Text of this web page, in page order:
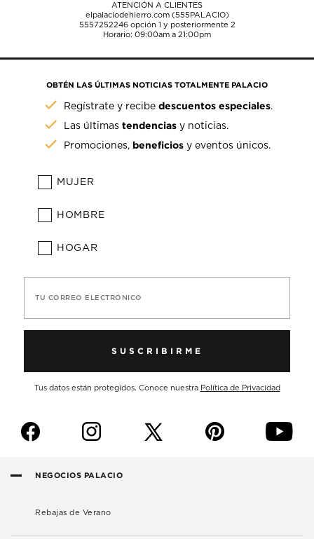
ATENCIÓN A CLIENTES
elpalaciodehierro.com (555PALACIO)
5557252246opción 1 y posteriormente 2
Horario: 09:00am a 21:00pm
OBTÉN LAS ÚLTIMAS NOTICIAS TOTALMENTE PALACIO
Regístrate y recibedescuentos especiales.
Las últimastendencias y noticias.
Promociones, beneficios y eventos únicos.
MUJER
HOMBRE
HOGAR
TU CORREO ELECTRÓNICO
SUSCRIBIRME
Tus datos están protegidos. Conoce nuestra Política de Privacidad
f i p y
NEGOCIOS PALACIO
Rebajas de Verano